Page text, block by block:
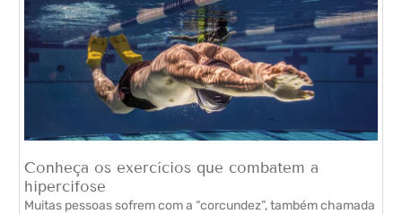
Conheça os exercícios que combatem a
hipercifose
Muitas pessoas sofrem com a “corcundez”, também chamada